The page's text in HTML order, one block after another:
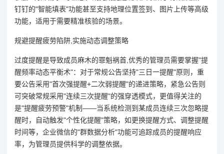
钉钉的"智能填表"功能甚至支持地理位置签到、图片上传等高级
功能，适用于需要精准核验的场景。
规避提醒疲劳陷阱,实施动态调整策略
过度提醒是导致成员麻木的罪魁祸首,优秀的管理员需要掌握"提
醒频率动态平衡术"：对于常规公告坚持"三日一提醒"原则，重
要公告采用"首次强提醒+二次弱提醒"的递进策略，紧急公告则
可突破常规采用"连续三次提醒"的强穿透模式，更值得关注的
是"提醒疲劳预警"机制——当系统检测到某成员连续三次忽略提
醒时，自动触发"个性化提醒"策略，如更换提醒方式、调整提醒
时间等，企业微信的"群数据分析"功能可追踪成员的提醒响应
率，为管理员提供科学的调整依据。